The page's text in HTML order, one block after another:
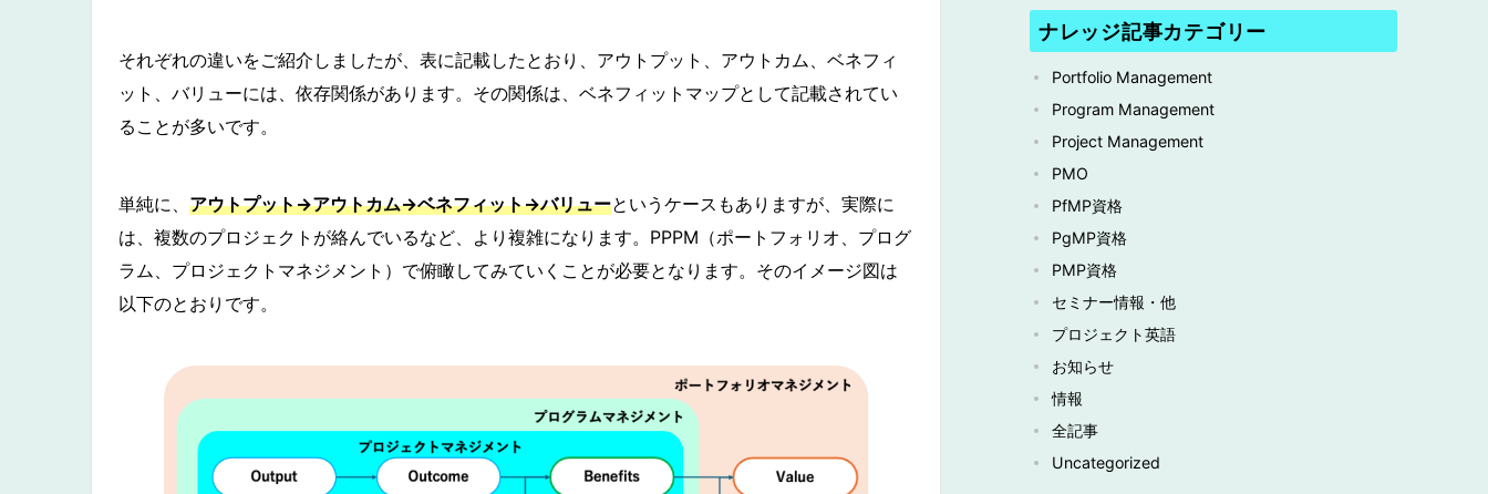
それぞれの違いをご紹介しましたが、表に記載したとおり、アウトプット、アウトカム、ベネフィ
ット、バリューには、依存関係があります。その関係は、ベネフィットマップとして記載されてい
ることが多いです。
単純に、 アウトプット→アウトカム→ベネフィット→バリューというケースもありますが、実際に
は、複数のプロジェクトが絡んでいるなど、より複雑になります。PPPM（ポートフォリオ、プログ
ラム、プロジェクトマネジメント）で俯瞰してみていくことが必要となります。そのイメージ図は
以下のとおりです。
ナレッジ記事カテゴリー
Portfolio Management
Program Management
Project Management
PMO
PfMP資格
PgMP資格
PMP資格
セミナー情報・他
プロジェクト英語
お知らせ
情報
全記事
Uncategorized